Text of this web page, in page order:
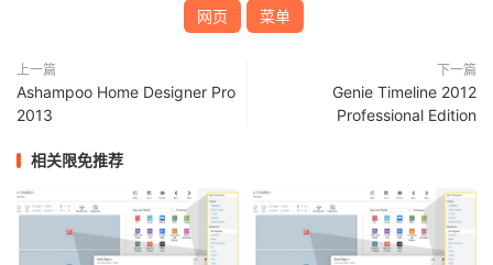
网页 菜单
上一篇
Ashampoo Home Designer Pro
2013
下一篇
Genie Timeline 2012
Professional Edition
相关限免推荐